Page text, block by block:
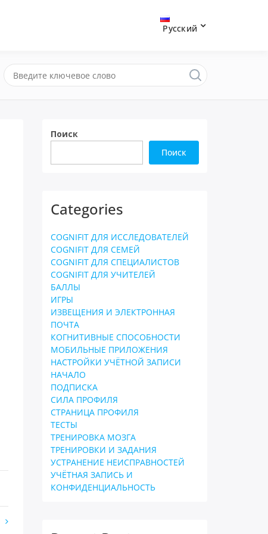
Русский
Поиск
Поиск
Categories
COGNIFIT ДЛЯ ИССЛЕДОВАТЕЛЕЙ
COGNIFIT ДЛЯ СЕМЕЙ
COGNIFIT ДЛЯ СПЕЦИАЛИСТОВ
COGNIFIT ДЛЯ УЧИТЕЛЕЙ
БАЛЛЫ
ИГРЫ
ИЗВЕЩЕНИЯ И ЭЛЕКТРОННАЯ
ПОЧТА
КОГНИТИВНЫЕ СПОСОБНОСТИ
МОБИЛЬНЫЕ ПРИЛОЖЕНИЯ
НАСТРОЙКИ УЧЁТНОЙ ЗАПИСИ
НАЧАЛО
ПОДПИСКА
СИЛА ПРОФИЛЯ
СТРАНИЦА ПРОФИЛЯ
ТЕСТЫ
ТРЕНИРОВКА МОЗГА
ТРЕНИРОВКИ И ЗАДАНИЯ
УСТРАНЕНИЕ НЕИСПРАВНОСТЕЙ
УЧЁТНАЯ ЗАПИСЬ И
КОНФИДЕНЦИАЛЬНОСТЬ